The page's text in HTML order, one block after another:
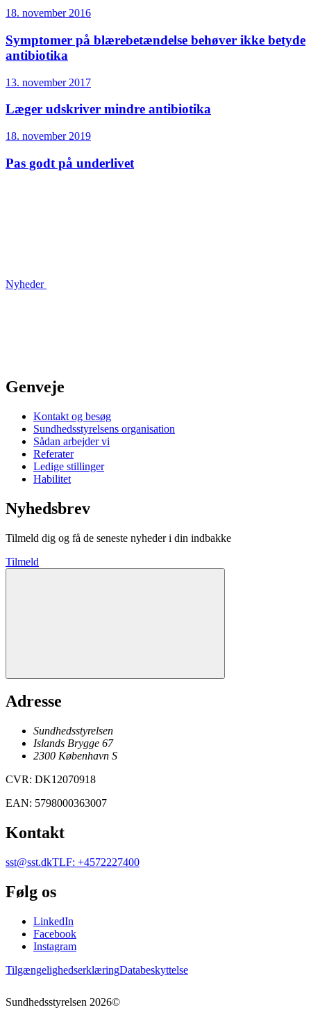
18. november 2016
Symptomer på blærebetændelse behøver ikke betyde
antibiotika
13. november 2017
Læger udskriver mindre antibiotika
18. november 2019
Pas godt på underlivet
Nyheder
Genveje
Kontakt og besøg
Sundhedsstyrelsens organisation
Sådan arbejder vi
Referater
Ledige stillinger
Habilitet
Nyhedsbrev
Tilmeld dig og få de seneste nyheder i din indbakke
Tilmeld
Adresse
Sundhedsstyrelsen
Islands Brygge 67
2300 København S
CVR: DK12070918
EAN: 5798000363007
Kontakt
sst@sst.dkTLF: +4572227400
Følg os
LinkedIn
Facebook
Instagram
TilgængelighedserklæringDatabeskyttelse
Sundhedsstyrelsen 2026©